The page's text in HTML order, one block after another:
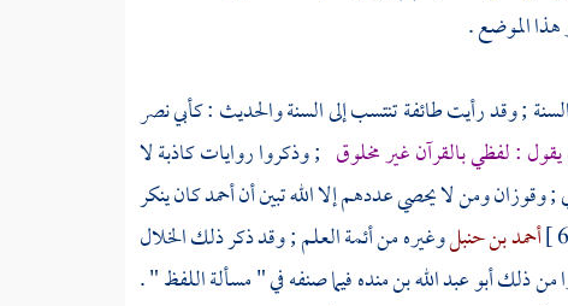
هذا الموضع .
; وقد رأيت طائفة تنتسب إلى السنة والحديث :كأبي نصر
يقول : لفظي بالقرآن غير مخلوق ; وذكروا روايات كاذبة لا
;وقوزانومن لا يحصي عددهم إلا الله تبين أنأحمدكان ينكر
أحمد بن حنبلوغيره من أئمة العلم ; وقد ذكر ذلكالخلال
من ذلكأبو عبد الله بن مندهفيما صنفه في " مسألة اللفظ " .